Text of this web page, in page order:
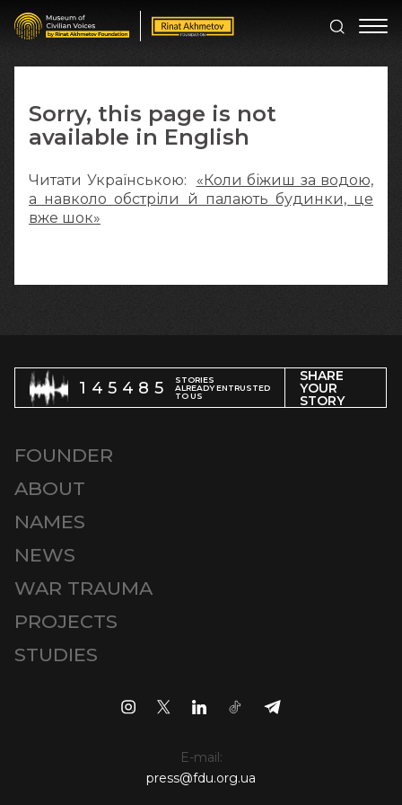
Sorry, this page is not
available in English
Читати Українською: «Коли біжиш за водою,
а навколо обстріли й палають будинки, це
вже шок»
145485
STORIES
ALREADY ENTRUSTED
TO US
SHARE
YOUR
STORY
FOUNDER
ABOUT
NAMES
NEWS
WAR TRAUMA
PROJECTS
STUDIES
E-mail:
press@fdu.org.ua